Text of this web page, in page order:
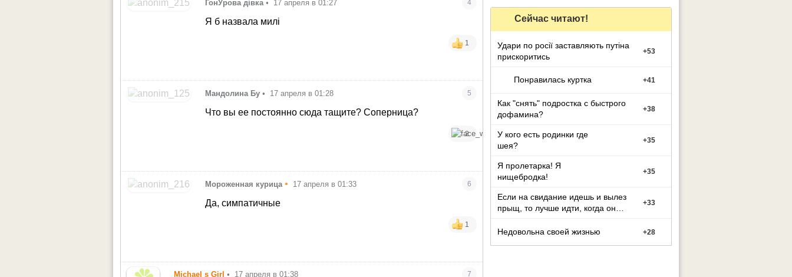
ГонУрова дівка • 17 апреля в 01:27 4
Я б назвала милі
1
Мандолина Бу • 17 апреля в 01:28 5
Что вы ее постоянно сюда тащите? Соперница?
2
Мороженная курица • 17 апреля в 01:33 6
Да, симпатичные
1
Michael s Girl • 17 апреля в 01:38 7
Сейчас читают!
Удари по росії заставляють путіна
прискоритись
+53
Понравилась куртка +41
Как "снять" подростка с быстрого
дофамина?
+38
У кого есть родинки где
шея?
+35
Я пролетарка! Я
нищебродка!
+35
Если на свидание идешь и вылез
прыщ, то лучше идти, когда он
+33
Недовольна своей жизнью +28